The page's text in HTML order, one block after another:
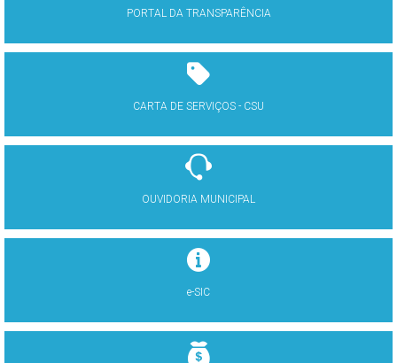
PORTAL DA TRANSPARÊNCIA
CARTA DE SERVIÇOS - CSU
OUVIDORIA MUNICIPAL
e-SIC